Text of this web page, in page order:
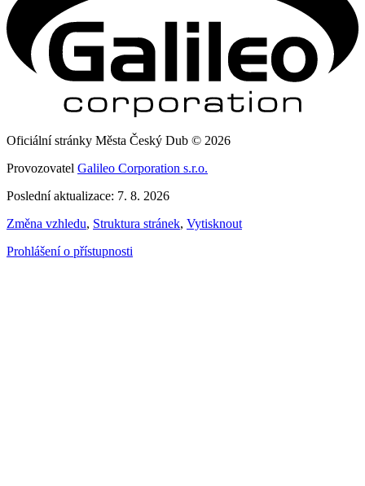
Oficiální stránky Města Český Dub © 2026
Provozovatel Galileo Corporation s.r.o.
Poslední aktualizace: 7. 8. 2026
Změna vzhledu, Struktura stránek, Vytisknout
Prohlášení o přístupnosti